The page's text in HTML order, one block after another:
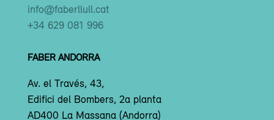
info@faberllull.cat
+34 629 081 996
FABER ANDORRA
Av. el Través, 43,
Edifici del Bombers, 2a planta
AD400 La Massana (Andorra)